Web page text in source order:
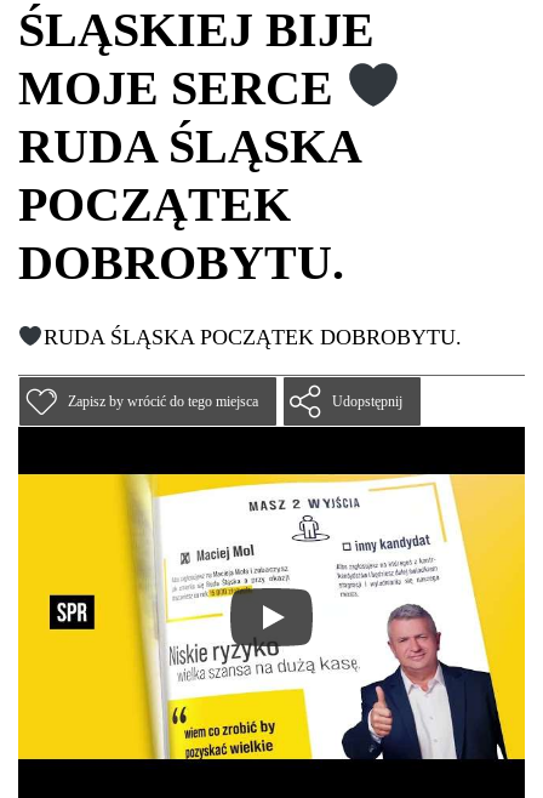
ŚLĄSKIEJ BIJE
MOJE SERCE
RUDA ŚLĄSKA
POCZĄTEK
DOBROBYTU.
RUDA ŚLĄSKA POCZĄTEK DOBROBYTU.
Zapisz by wrócić do tego miejsca Udopstępnij